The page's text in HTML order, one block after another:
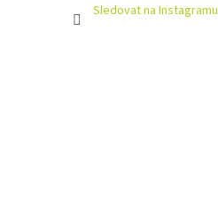
Sledovat na Instagramu